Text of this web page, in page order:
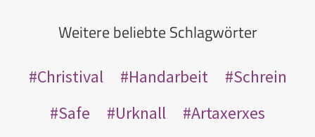
Weitere beliebte Schlagwörter
Christival Handarbeit
Schrein
Safe
Urknall
Artaxerxes